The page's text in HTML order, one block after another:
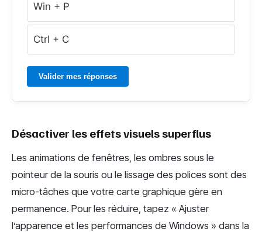
Win + P
Ctrl + C
Valider mes réponses
Désactiver les effets visuels superflus
Les animations de fenêtres, les ombres sous le
pointeur de la souris ou le lissage des polices sont des
micro-tâches que votre carte graphique gère en
permanence. Pour les réduire, tapez « Ajuster
l’apparence et les performances de Windows » dans la